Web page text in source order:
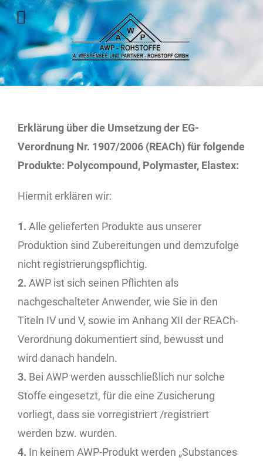
Skip
to
content
Erklärung über die Umsetzung der EG-
Verordnung Nr. 1907/2006 (REACh) für folgende
Produkte: Polycompound, Polymaster, Elastex:
Hiermit erklären wir:
1. Alle gelieferten Produkte aus unserer
Produktion sind Zubereitungen und demzufolge
nicht registrierungspflichtig.
2. AWP ist sich seinen Pflichten als
nachgeschalteter Anwender, wie Sie in den
Titeln IV und V, sowie im Anhang XII der REACh-
Verordnung dokumentiert sind, bewusst und
wird danach handeln.
3. Bei AWP werden ausschließlich nur solche
Stoffe eingesetzt, für die eine Zusicherung
vorliegt, dass sie vorregistriert /registriert
werden bzw. wurden.
4. In keinem AWP-Produkt werden „Substances